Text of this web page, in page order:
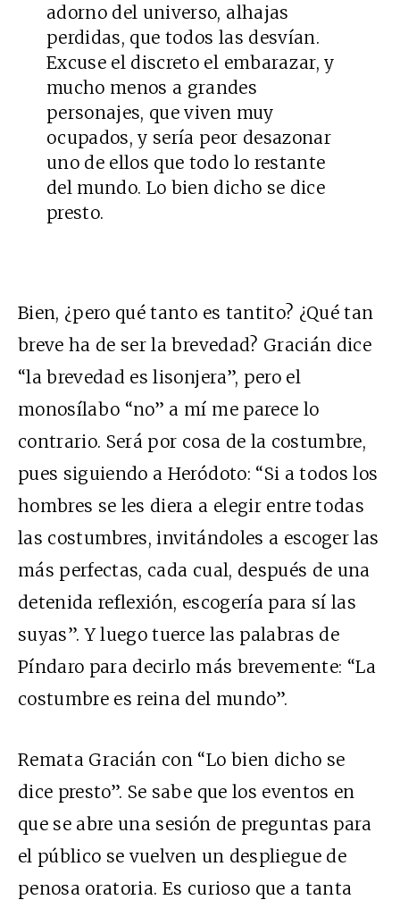
adorno del universo, alhajas
perdidas, que todos las desvían.
Excuse el discreto el embarazar, y
mucho menos a grandes
personajes, que viven muy
ocupados, y sería peor desazonar
uno de ellos que todo lo restante
del mundo. Lo bien dicho se dice
presto.
Bien, ¿pero qué tanto es tantito? ¿Qué tan
breve ha de ser la brevedad? Gracián dice
“la brevedad es lisonjera”, pero el
monosílabo “no” a mí me parece lo
contrario. Será por cosa de la costumbre,
pues siguiendo a Heródoto: “Si a todos los
hombres se les diera a elegir entre todas
las costumbres, invitándoles a escoger las
más perfectas, cada cual, después de una
detenida reflexión, escogería para sí las
suyas”. Y luego tuerce las palabras de
Píndaro para decirlo más brevemente: “La
costumbre es reina del mundo”.
Remata Gracián con “Lo bien dicho se
dice presto”. Se sabe que los eventos en
que se abre una sesión de preguntas para
el público se vuelven un despliegue de
penosa oratoria. Es curioso que a tanta